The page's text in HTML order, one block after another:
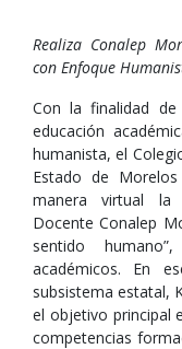
Realiza Conalep
con Enfoque
Con la finalidad
educación
humanista, el
Estado de
manera virtual la
Docente Conalep
sentido
académicos. En
subsistema estatal,
el objetivo principal
competencias